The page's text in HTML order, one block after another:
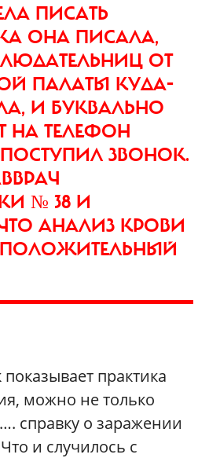
ПИСАТЬ
ОНА ПИСАЛА,
ОТ
ПАЛАТЫ КУДА-
И БУКВАЛЬНО
НА ТЕЛЕФОН
ЗВОНОК.
№ 38 И
АНАЛИЗ КРОВИ
практика
можно не только
справку о заражении
и случилось с